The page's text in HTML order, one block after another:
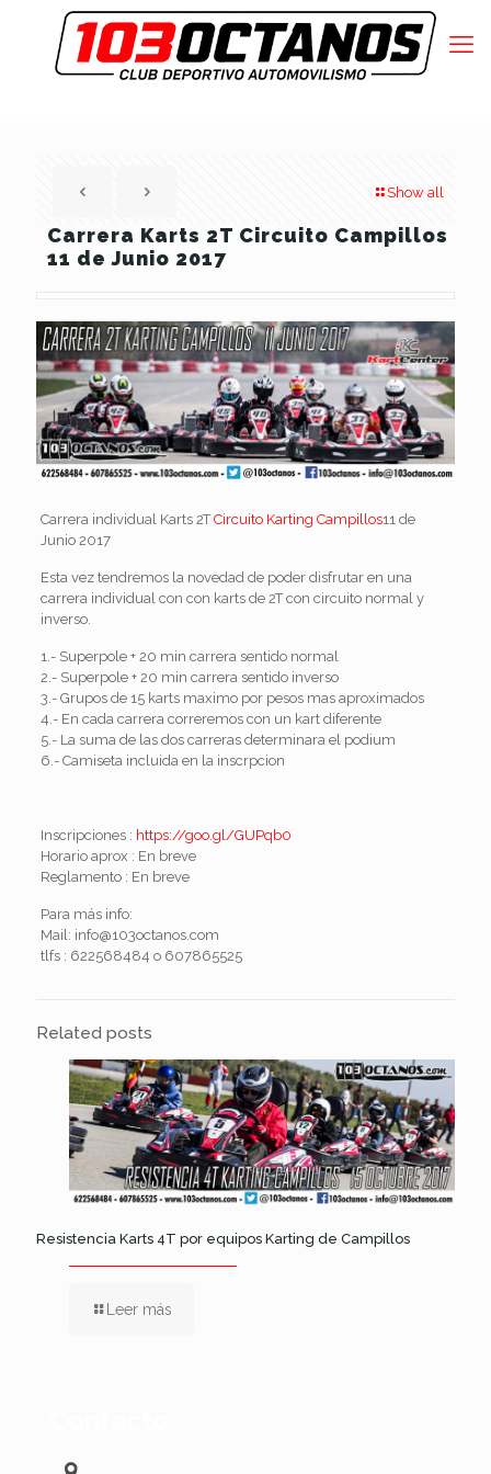
Show all
Carrera Karts 2T Circuito Campillos
11 de Junio 2017
Carrera individual Karts 2TCircuito Karting Campillos11 de
Junio 2017
Esta vez tendremos la novedad de poder disfrutar en una
carrera individual con con karts de 2T con circuito normal y
inverso.
1.- Superpole + 20 min carrera sentido normal
2.- Superpole + 20 min carrera sentido inverso
3.- Grupos de 15 karts maximo por pesos mas aproximados
4.- En cada carrera correremos con un kart diferente
5.- La suma de las dos carreras determinara el podium
6.- Camiseta incluida en la inscrpcion
Inscripciones : https://goo.gl/GUPqb0
Horario aprox : En breve
Reglamento : En breve
Para más info:
Mail: info@103octanos.com
tlfs : 622568484 o 607865525
Related posts
Resistencia Karts 4T por equipos Karting de Campillos
Leer más